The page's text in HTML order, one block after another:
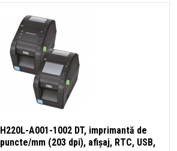
A001-1002 DT, imprimantă de
mm (203 dpi), afișaj, RTC, USB,